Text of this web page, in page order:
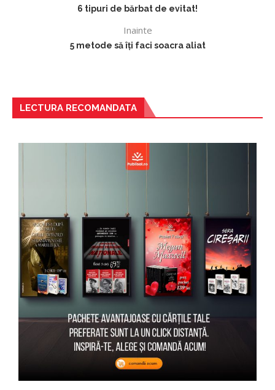
6 tipuri de bărbat de evitat!
Inainte
5 metode să îți faci soacra aliat
LECTURA RECOMANDATA